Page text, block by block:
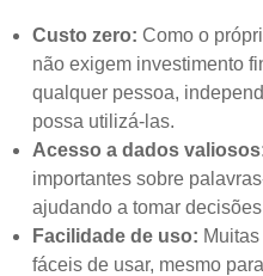
Custo zero: Como o
não exigem investimento
qualquer pessoa,
possa utilizá-las.
Acesso a dados
importantes sobre
ajudando a tomar
Facilidade de uso:
fáceis de usar, mesmo